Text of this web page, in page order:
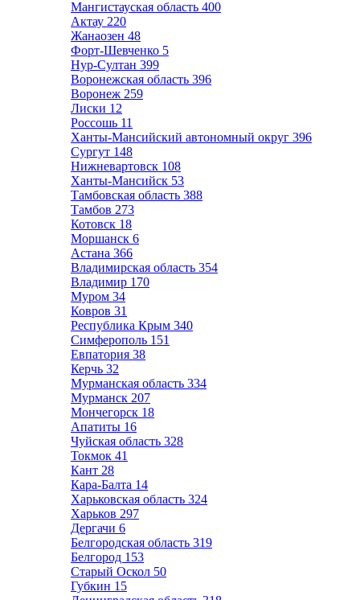
Мангистауская область 400
Актау 220
Жанаозен 48
Форт-Шевченко 5
Нур-Султан 399
Воронежская область 396
Воронеж 259
Лиски 12
Россошь 11
Ханты-Мансийский автономный округ 396
Сургут 148
Нижневартовск 108
Ханты-Мансийск 53
Тамбовская область 388
Тамбов 273
Котовск 18
Моршанск 6
Астана 366
Владимирская область 354
Владимир 170
Муром 34
Ковров 31
Республика Крым 340
Симферополь 151
Евпатория 38
Керчь 32
Мурманская область 334
Мурманск 207
Мончегорск 18
Апатиты 16
Чуйская область 328
Токмок 41
Кант 28
Кара-Балта 14
Харьковская область 324
Харьков 297
Дергачи 6
Белгородская область 319
Белгород 153
Старый Оскол 50
Губкин 15